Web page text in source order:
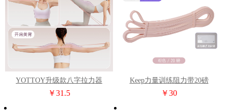
YOTTOY升级款八字拉力器
（粉）
￥31.5
Keep力量训练阻力带20磅
￥30